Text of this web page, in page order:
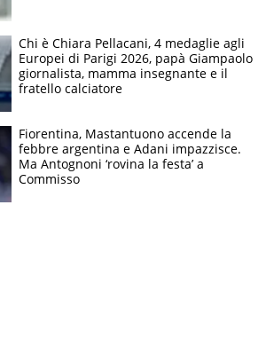
Chi è Chiara Pellacani, 4 medaglie agli
Europei di Parigi 2026, papà Giampaolo
giornalista, mamma insegnante e il
fratello calciatore
Fiorentina, Mastantuono accende la
febbre argentina e Adani impazzisce.
Ma Antognoni ‘rovina la festa’ a
Commisso